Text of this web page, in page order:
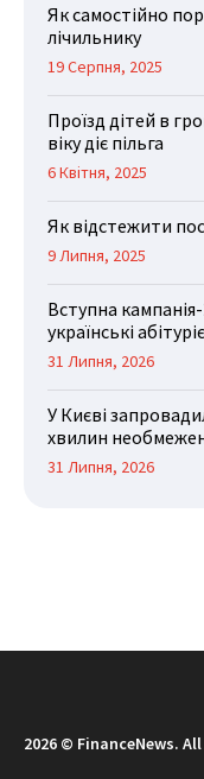
Як самостійно
лічильнику
19 Серпня, 2025
Проїзд дітей в
віку діє пільга
6 Квітня, 2025
Як відстежити
9 Липня, 2025
Вступна
українські
31 Липня, 2026
У Києві
хвилин
31 Липня, 2026
2026 © FinanceNews.